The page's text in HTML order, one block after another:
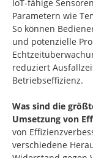
IoT-fähige
Parametern wie
So können
und potenzielle
reduziert
Betriebseffizienz.
Was sind die
Umsetzung von
von
verschiedene